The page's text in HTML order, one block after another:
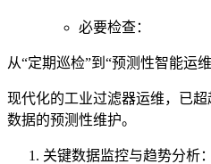
必要检查：
从“定期巡检”到“预测性智能运
现代化的工业过滤器运维，已
数据的预测性维护。
关键数据监控与趋势分析：